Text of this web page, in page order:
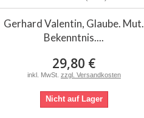
Gerhard Valentin, Glaube. Mut.
Bekenntnis....
29,80 €
inkl. MwSt. zzgl. Versandkosten
Nicht auf Lager